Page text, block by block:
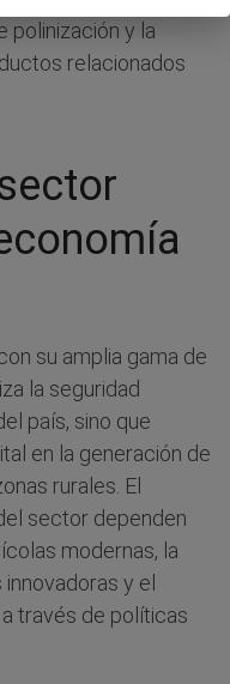
polinización y la
relacionados
su amplia gama de
la seguridad
país, sino que
en la generación de
rurales. El
sector dependen
modernas, la
y el
través de políticas